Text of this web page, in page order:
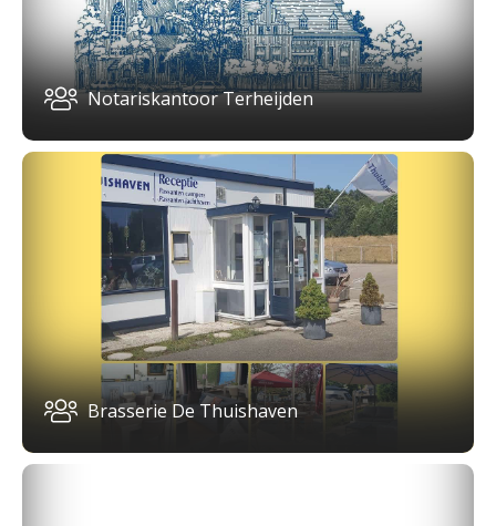
Notariskantoor Terheijden
Brasserie De Thuishaven